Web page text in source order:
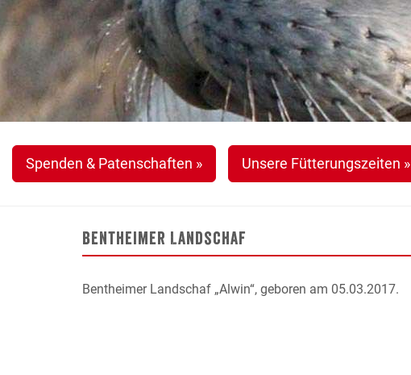
Spenden & Patenschaften » Unsere Fütterungszeiten »
Bentheimer Landschaf
Bentheimer Landschaf „Alwin“, geboren am 05.03.2017.